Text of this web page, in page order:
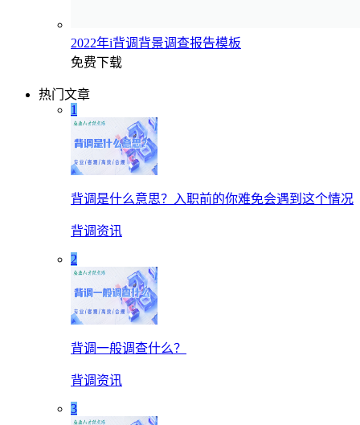
2022年i背调背景调查报告模板
免费下载
热门文章
1
背调是什么意思？入职前的你难免会遇到这个情况
背调资讯
2
背调一般调查什么？
背调资讯
3